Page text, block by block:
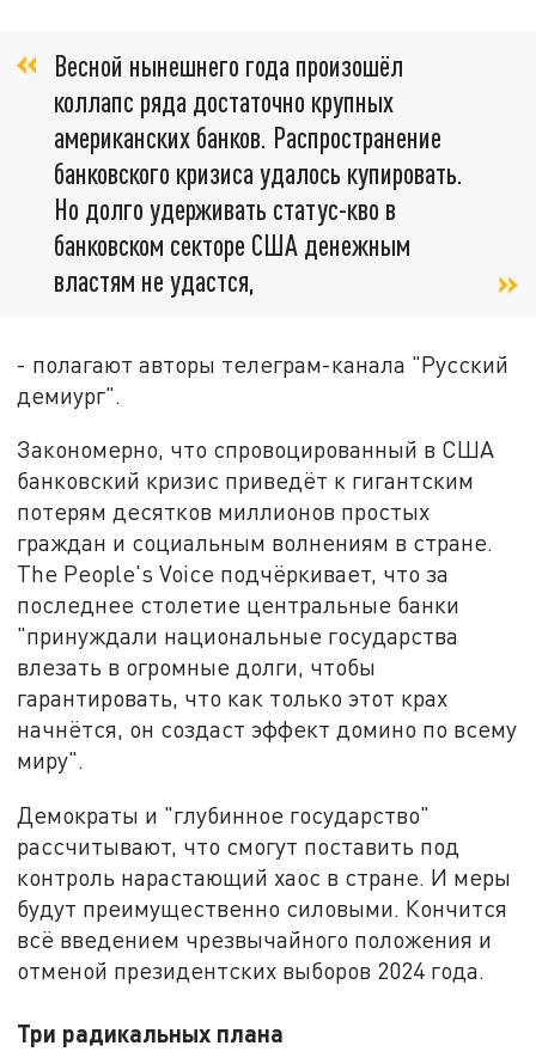
Весной нынешнего года произошёл
коллапс ряда достаточно крупных
американских банков. Распространение
банковского кризиса удалось купировать.
Но долго удерживать статус-кво в
банковском секторе США денежным
властям не удастся,
- полагают авторы телеграм-канала "Русский
демиург".
Закономерно, что спровоцированный в США
банковский кризис приведёт к гигантским
потерям десятков миллионов простых
граждан и социальным волнениям в стране.
The People's Voice подчёркивает, что за
последнее столетие центральные банки
"принуждали национальные государства
влезать в огромные долги, чтобы
гарантировать, что как только этот крах
начнётся, он создаст эффект домино по всему
миру".
Демократы и "глубинное государство"
рассчитывают, что смогут поставить под
контроль нарастающий хаос в стране. И меры
будут преимущественно силовыми. Кончится
всё введением чрезвычайного положения и
отменой президентских выборов 2024 года.
Три радикальных плана